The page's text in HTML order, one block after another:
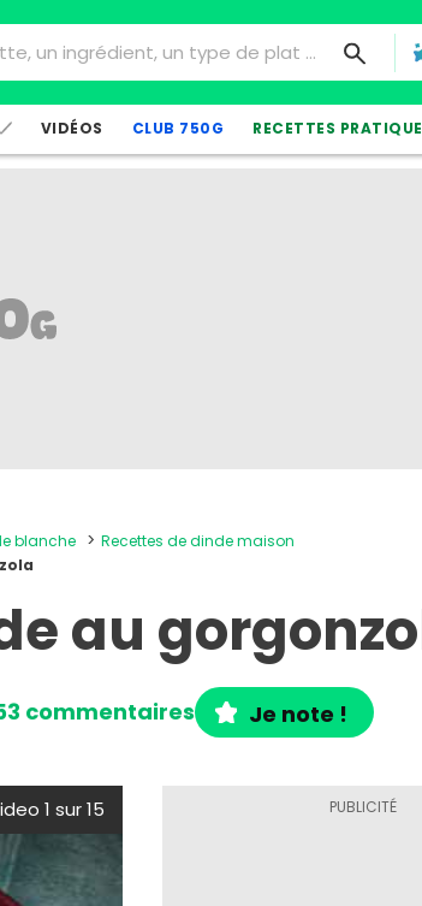
VIDÉOS CLUB 750G RECETTES
blanche
Recettes de dinde maison
au
commentaires Je note !
1 sur 15